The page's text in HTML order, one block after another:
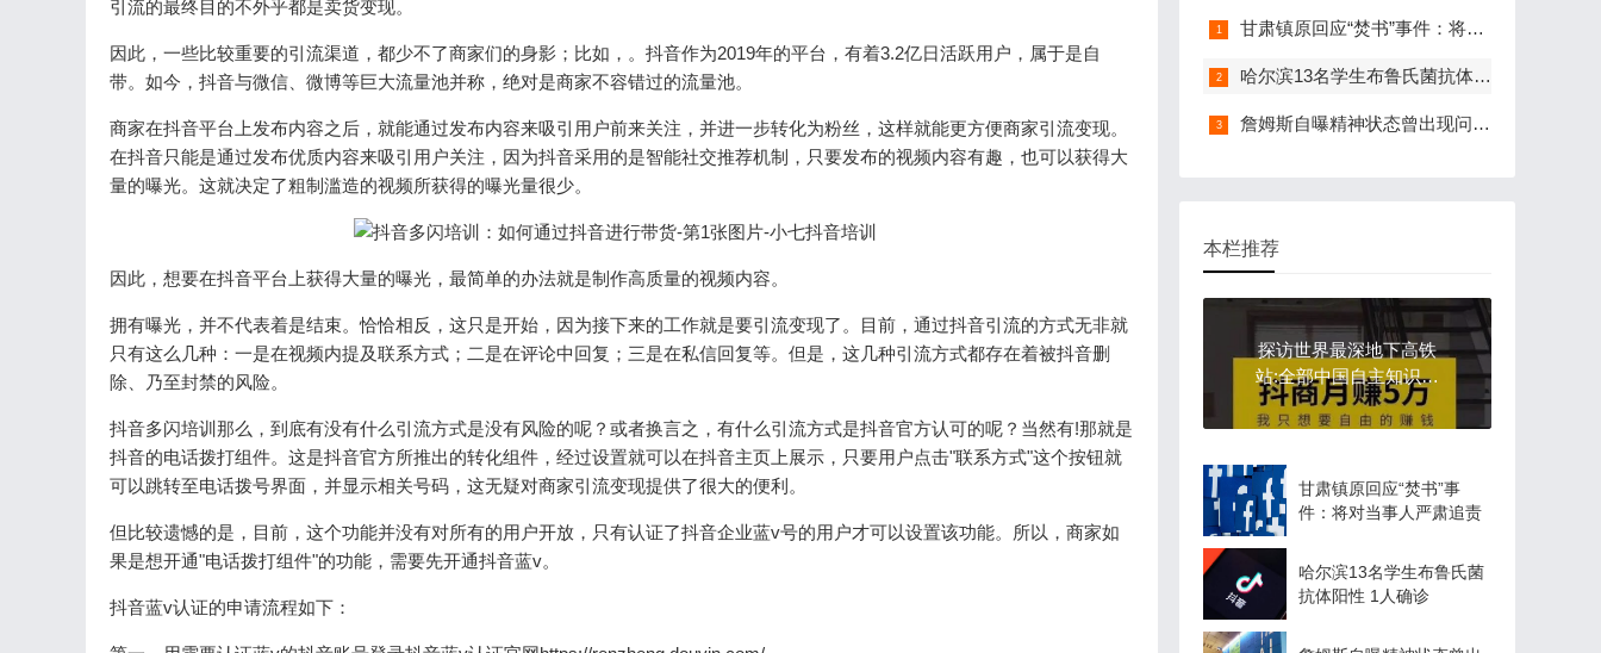
引流的最终目的不外乎都是卖货变现。
因此，一些比较重要的引流渠道，都少不了商家们的身影；比如，。抖音作为2019年的平台，有着3.2亿日活跃用户，属于是自
带。如今，抖音与微信、微博等巨大流量池并称，绝对是商家不容错过的流量池。
商家在抖音平台上发布内容之后，就能通过发布内容来吸引用户前来关注，并进一步转化为粉丝，这样就能更方便商家引流变现。
在抖音只能是通过发布优质内容来吸引用户关注，因为抖音采用的是智能社交推荐机制，只要发布的视频内容有趣，也可以获得大
量的曝光。这就决定了粗制滥造的视频所获得的曝光量很少。
因此，想要在抖音平台上获得大量的曝光，最简单的办法就是制作高质量的视频内容。
拥有曝光，并不代表着是结束。恰恰相反，这只是开始，因为接下来的工作就是要引流变现了。目前，通过抖音引流的方式无非就
只有这么几种：一是在视频内提及联系方式；二是在评论中回复；三是在私信回复等。但是，这几种引流方式都存在着被抖音删
除、乃至封禁的风险。
抖音多闪培训那么，到底有没有什么引流方式是没有风险的呢？或者换言之，有什么引流方式是抖音官方认可的呢？当然有!那就是
抖音的电话拨打组件。这是抖音官方所推出的转化组件，经过设置就可以在抖音主页上展示，只要用户点击"联系方式"这个按钮就
可以跳转至电话拨号界面，并显示相关号码，这无疑对商家引流变现提供了很大的便利。
但比较遗憾的是，目前，这个功能并没有对所有的用户开放，只有认证了抖音企业蓝v号的用户才可以设置该功能。所以，商家如
果是想开通"电话拨打组件"的功能，需要先开通抖音蓝v。
抖音蓝v认证的申请流程如下：
甘肃镇原回应“焚书”事件：将对当事人严肃追责
哈尔滨13名学生布鲁氏菌抗体阳性 1人确诊
詹姆斯自曝精神状态曾出现问题 一度不爱打球
本栏推荐
探访世界最深地下高铁
站:全部中国自主知识产
权
甘肃镇原回应“焚书”事
件：将对当事人严肃追责
哈尔滨13名学生布鲁氏菌
抗体阳性 1人确诊